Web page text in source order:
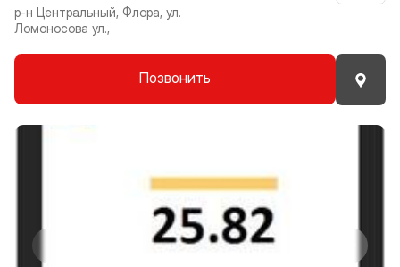
р-н Центральный, Флора, ул.
Ломоносова ул.,
Позвонить
Прокрутить влево